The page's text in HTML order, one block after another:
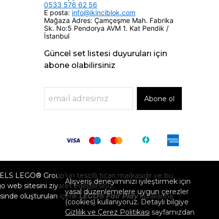
Alışveriş deneyiminizi iyileştirmek için
yasal düzenlemelere uygun çerezler
(cookies) kullanıyoruz. Detaylı bilgiye
Gizlilik ve Çerez Politikası sayfamızdan
0533 576 62 56
E posta: info@ikinciblok.com
Mağaza Adres: Çamçeşme Mah. Fabrika
Sk. No:5 Pendorya AVM 1. Kat Pendik /
İstanbul
Güncel set listesi duyuruları için
abone olabilirsiniz
Abone ol
LEGO® Group'un tescilli ticari markasıdır ve bu
web sitesini ziyaret edebilirsiniz.
oluşturulan içerikLEGO® Fair Playkurallarına